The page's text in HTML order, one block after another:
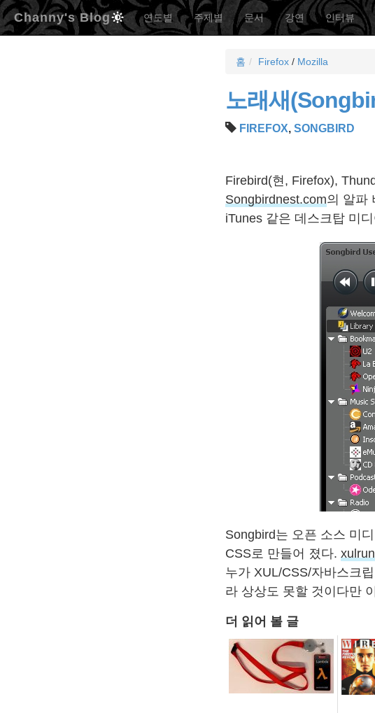
Channy's Blog 연도별 주제별 문서 강연 인터뷰
홈 Firefox / Mozilla
노래새
FIREFOX, SONGBIRD
Firebird(현, Firefox),
Songbirdnest.com의 알파
iTunes 같은 데스크탑 미
Songbird는 오픈 소스 미
CSS로 만들어 졌다.
누가 XUL/CSS/자바스크
라 상상도 못할 것이다만
더 읽어 볼 글